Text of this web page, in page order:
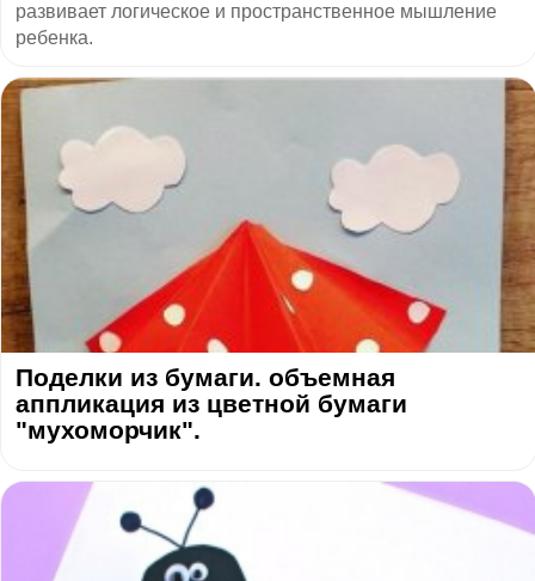
развивает логическое и пространственное мышление
ребенка.
Поделки из бумаги. объемная
аппликация из цветной бумаги
"мухоморчик".